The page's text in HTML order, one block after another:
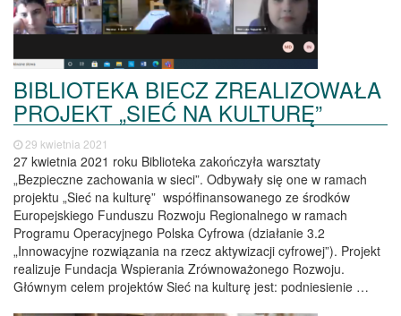
BIBLIOTEKA BIECZ ZREALIZOWAŁA
PROJEKT „SIEĆ NA KULTURĘ”
29 kwietnia 2021
27 kwietnia 2021 roku Biblioteka zakończyła warsztaty
„Bezpieczne zachowania w sieci”. Odbywały się one w ramach
projektu „Sieć na kulturę” współfinansowanego ze środków
Europejskiego Funduszu Rozwoju Regionalnego w ramach
Programu Operacyjnego Polska Cyfrowa (działanie 3.2
„Innowacyjne rozwiązania na rzecz aktywizacji cyfrowej”). Projekt
realizuje Fundacja Wspierania Zrównoważonego Rozwoju.
Głównym celem projektów Sieć na kulturę jest: podniesienie …